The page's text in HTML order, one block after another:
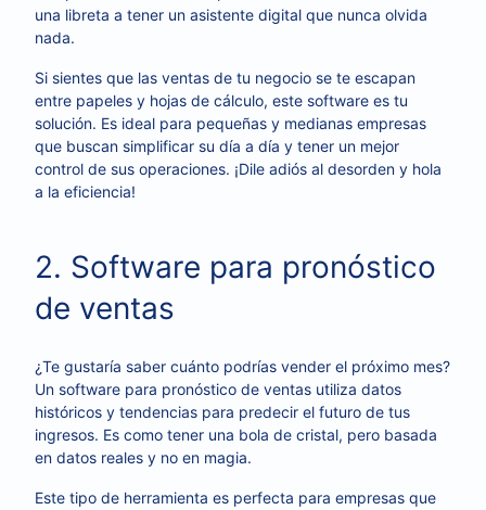
una libreta a tener un asistente digital que nunca olvida
nada.
Si sientes que las ventas de tu negocio se te escapan
entre papeles y hojas de cálculo, este software es tu
solución. Es ideal para pequeñas y medianas empresas
que buscan simplificar su día a día y tener un mejor
control de sus operaciones. ¡Dile adiós al desorden y hola
a la eficiencia!
2. Software para pronóstico
de ventas
¿Te gustaría saber cuánto podrías vender el próximo mes?
Un software para pronóstico de ventas utiliza datos
históricos y tendencias para predecir el futuro de tus
ingresos. Es como tener una bola de cristal, pero basada
en datos reales y no en magia.
Este tipo de herramienta es perfecta para empresas que